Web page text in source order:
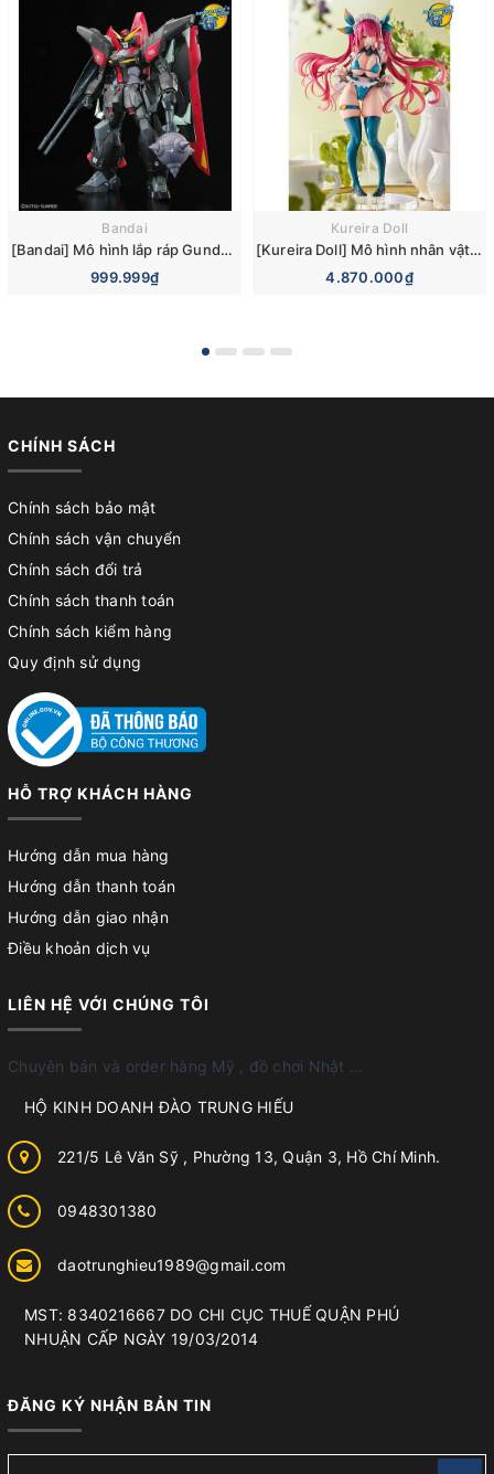
Bandai
[Bandai] Mô hình lắp ráp Gundam Seed 1/100 FULL MECHANICS Raider Gundam Model Kits
999.999₫
Kureira Doll
[Kureira Doll] Mô hình nhân vật Otori Arisu 1/6 Complete Figure
4.870.000₫
CHÍNH SÁCH
Chính sách bảo mật
Chính sách vận chuyển
Chính sách đổi trả
Chính sách thanh toán
Chính sách kiểm hàng
Quy định sử dụng
HỖ TRỢ KHÁCH HÀNG
Hướng dẫn mua hàng
Hướng dẫn thanh toán
Hướng dẫn giao nhận
Điều khoản dịch vụ
LIÊN HỆ VỚI CHÚNG TÔI
Chuyên bán và order hàng Mỹ , đồ chơi Nhật ...
HỘ KINH DOANH ĐÀO TRUNG HIẾU
221/5 Lê Văn Sỹ , Phường 13, Quận 3, Hồ Chí Minh.
0948301380
daotrunghieu1989@gmail.com
MST: 8340216667 DO CHI CỤC THUẾ QUẬN PHÚ
NHUẬN CẤP NGÀY 19/03/2014
ĐĂNG KÝ NHẬN BẢN TIN